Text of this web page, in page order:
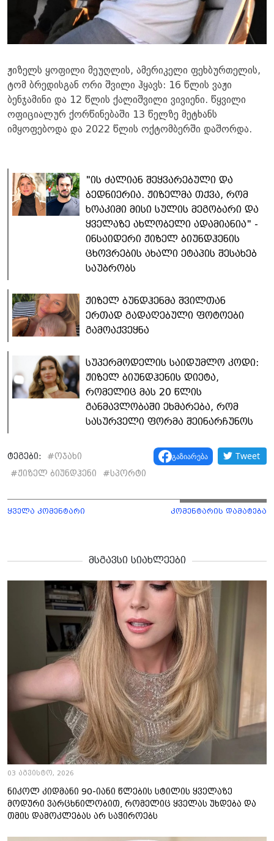
ჟიზელს ყოფილი მეუღლის, ამერიკელი ფეხბურთელის,
ტომ ბრედისგან ორი შვილი ჰყავს: 16 წლის ვაჟი
ბენჯამინი და 12 წლის ქალიშვილი ვივიენი. წყვილი
ოფიციალურ ქორწინებაში 13 წელზე მეტხანს
იმყოფებოდა და 2022 წლის ოქტომბერში დაშორდა.
"ის ძალიან შეყვარებული და
ბედნიერია. ჟიზელმა თქვა, რომ
ხოაკიმი მისი სულის მეგობარი და
ყველაზე ახლობელი ადამიანია" -
ინსაიდერი ჟიზელ ბიუნდჰენის
ცხოვრების ახალი ეტაპის შესახებ
საუბრობს
ჟიზელ ბუნდჰენმა შვილთან
ერთად გადაღებული ფოტოები
გამოაქვეყნა
სუპერმოდელის საიდუმლო კოდი:
ჟიზელ ბიუნდჰენის დიეტა,
რომელიც მას 20 წლის
განმავლობაში ეხმარება, რომ
სასურველი ფორმა შეინარჩუნოს
ტეგები: #ოჯახი
#ჟიზელ ბიუნდჰენი #სპორტი
გაზიარება Tweet
ყველა კომენტარი კომენტარის დამატება
მსგავსი სიახლეები
03 აგვისტო, 2026
ნიკოლ კიდმანი 90-იანი წლების სტილის ყველაზე
მოდური ვარცხნილობით, რომელიც ყველას უხდება და
თმის დამოკლებას არ საჭიროებს